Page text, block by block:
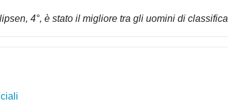
4°, è stato il migliore tra gli uomini di classifica